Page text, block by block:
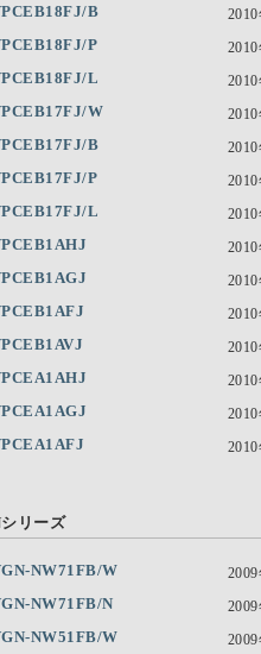
B
P
L
W
B
P
L
リーズ
NW71FB/W
NW71FB/N
NW51FB/W